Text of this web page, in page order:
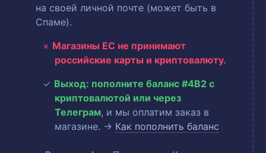
на своей личной почте (может быть в
Спаме).
Магазины ЕС не принимают
российские карты и криптовалюту.
Выход: пополните баланс #4B2 с
криптовалютой или через
Телеграм, и мы оплатим заказ в
магазине. → Как пополнить баланс